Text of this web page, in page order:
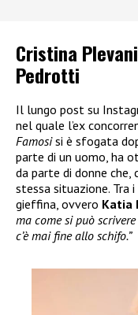
Cristina
Pedrotti
Il lungo post su
nel quale l’ex
Famosisi è sfogata
parte di un uomo, ha
da parte di donne
stessa situazione. Tra
gieffina, ovvero Katia
ma come si può
c’è mai fine allo schifo.”